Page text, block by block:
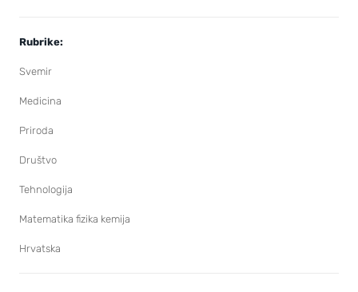
Rubrike:
Svemir
Medicina
Priroda
Društvo
Tehnologija
Matematika fizika kemija
Hrvatska